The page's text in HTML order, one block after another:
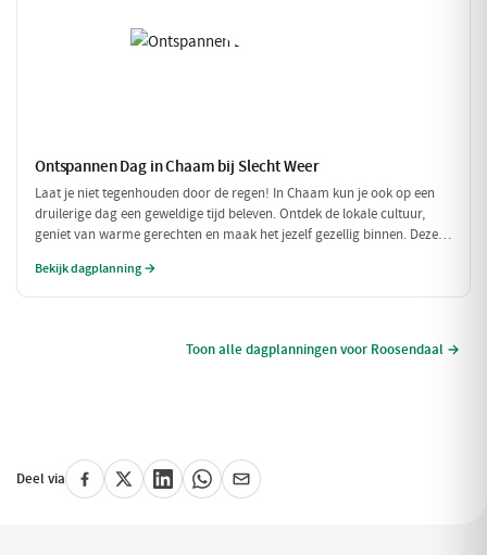
Ontspannen Dag in Chaam bij Slecht Weer
Laat je niet tegenhouden door de regen! In Chaam kun je ook op een
druilerige dag een geweldige tijd beleven. Ontdek de lokale cultuur,
geniet van warme gerechten en maak het jezelf gezellig binnen. Deze
wilt genieten van alles wat Chaam te bieden heeft.
Bekijk dagplanning →
Toon alle dagplanningen voor Roosendaal →
Deel via